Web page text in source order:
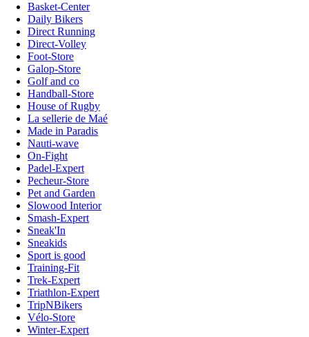
Basket-Center
Daily Bikers
Direct Running
Direct-Volley
Foot-Store
Galop-Store
Golf and co
Handball-Store
House of Rugby
La sellerie de Maé
Made in Paradis
Nauti-wave
On-Fight
Padel-Expert
Pecheur-Store
Pet and Garden
Slowood Interior
Smash-Expert
Sneak'In
Sneakids
Sport is good
Training-Fit
Trek-Expert
Triathlon-Expert
TripNBikers
Vélo-Store
Winter-Expert